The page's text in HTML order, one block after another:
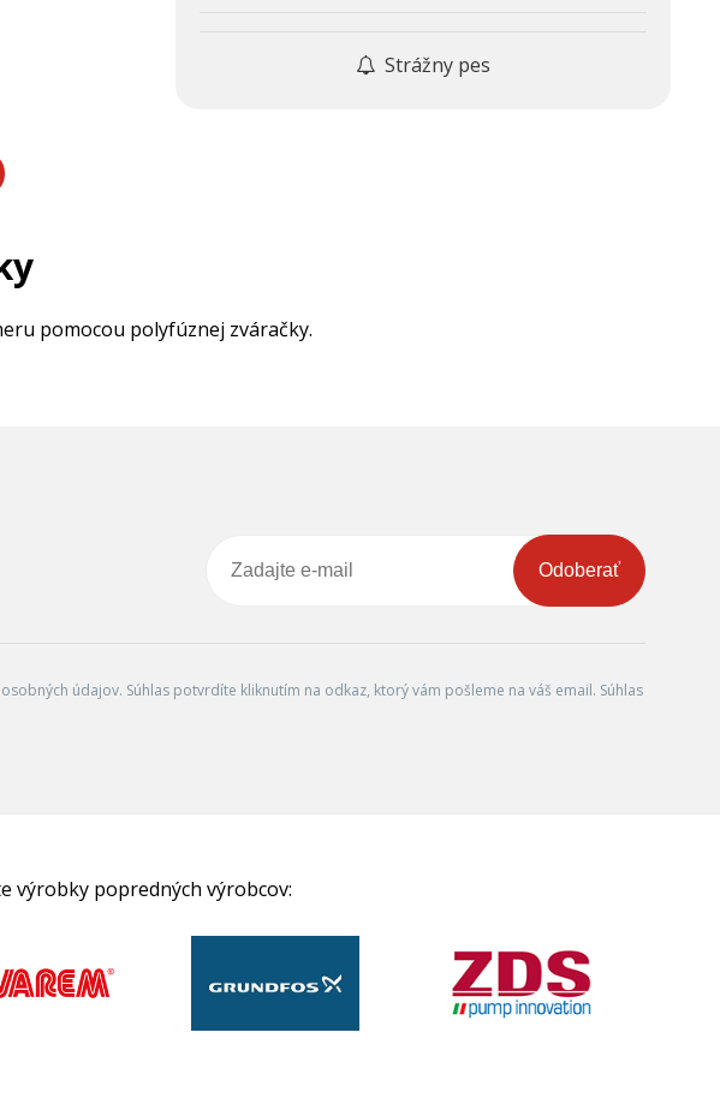
Strážny pes
pomocou polyfúznej zváračky.
Odoberať
údajov. Súhlas potvrdíte kliknutím na odkaz, ktorý vám pošleme na váš email. Súhlas
výrobky popredných výrobcov: